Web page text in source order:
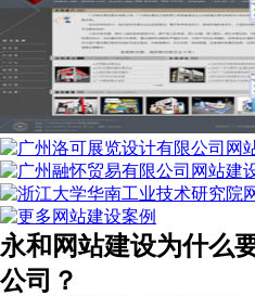
永和网站建设为什么
公司？